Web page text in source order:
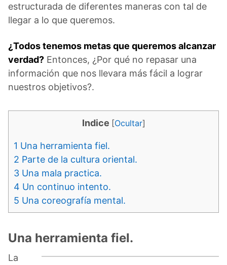
estructurada de diferentes maneras con tal de
llegar a lo que queremos.
¿Todos tenemos metas que queremos alcanzar
verdad? Entonces, ¿Por qué no repasar una
información que nos llevara más fácil a lograr
nuestros objetivos?.
Indice [Ocultar]
1 Una herramienta fiel.
2 Parte de la cultura oriental.
3 Una mala practica.
4 Un continuo intento.
5 Una coreografía mental.
Una herramienta fiel.
La